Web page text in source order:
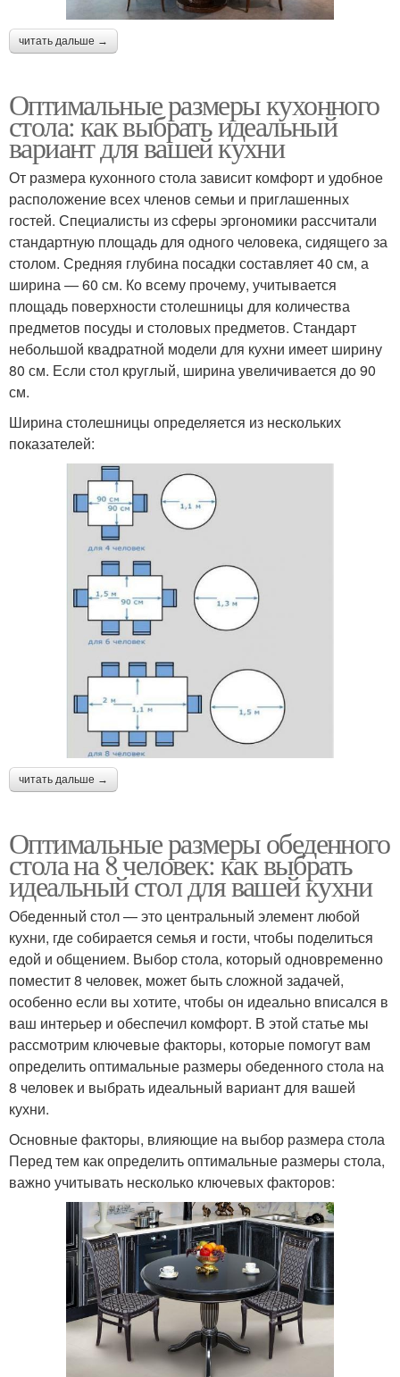
читать дальше →
Оптимальные размеры кухонного
стола: как выбрать идеальный
вариант для вашей кухни
От размера кухонного стола зависит комфорт и удобное
расположение всех членов семьи и приглашенных
гостей. Специалисты из сферы эргономики рассчитали
стандартную площадь для одного человека, сидящего за
столом. Средняя глубина посадки составляет 40 см, а
ширина — 60 см. Ко всему прочему, учитывается
площадь поверхности столешницы для количества
предметов посуды и столовых предметов. Стандарт
небольшой квадратной модели для кухни имеет ширину
80 см. Если стол круглый, ширина увеличивается до 90
см.
Ширина столешницы определяется из нескольких
показателей:
читать дальше →
Оптимальные размеры обеденного
стола на 8 человек: как выбрать
идеальный стол для вашей кухни
Обеденный стол — это центральный элемент любой
кухни, где собирается семья и гости, чтобы поделиться
едой и общением. Выбор стола, который одновременно
поместит 8 человек, может быть сложной задачей,
особенно если вы хотите, чтобы он идеально вписался в
ваш интерьер и обеспечил комфорт. В этой статье мы
рассмотрим ключевые факторы, которые помогут вам
определить оптимальные размеры обеденного стола на
8 человек и выбрать идеальный вариант для вашей
кухни.
Основные факторы, влияющие на выбор размера стола
Перед тем как определить оптимальные размеры стола,
важно учитывать несколько ключевых факторов: